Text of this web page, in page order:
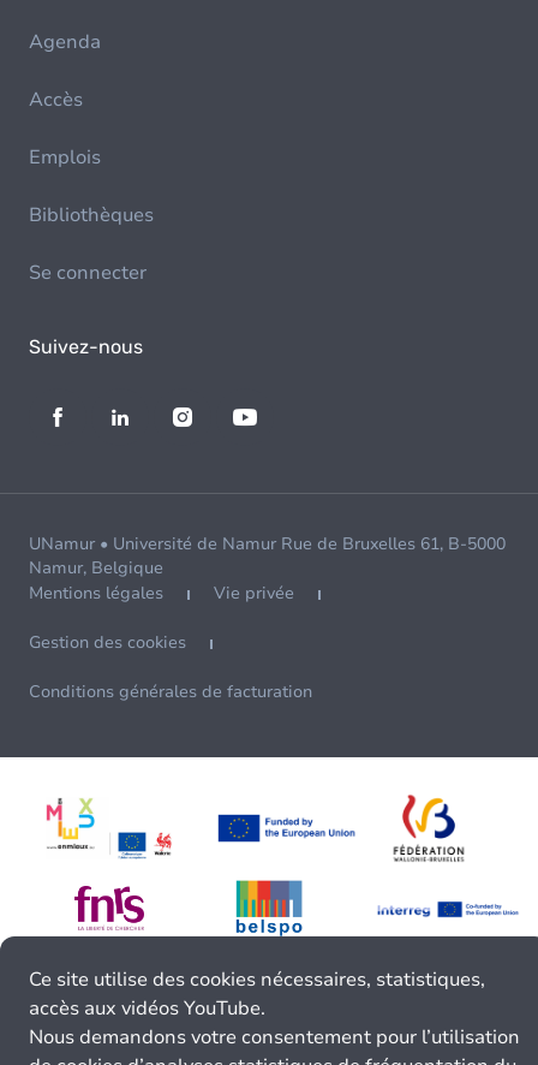
Agenda
Accès
Emplois
Bibliothèques
Se connecter
Suivez-nous
UNamur • Université de Namur Rue de Bruxelles 61, B-5000
Namur, Belgique
Mentions légales
Vie privée
Gestion des cookies
Conditions générales de facturation
Ce site utilise des cookies nécessaires, statistiques,
accès aux vidéos YouTube.
Nous demandons votre consentement pour l’utilisation